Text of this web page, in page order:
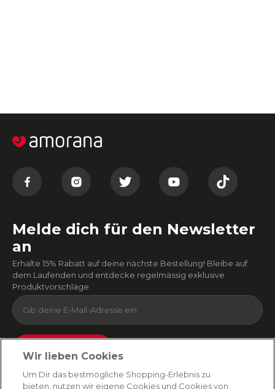
Melde dich für den Newsletter
an
Erhalte 15% Rabatt auf deine nächste Bestellung! Bleibe auf
dem Laufenden und entdecke regelmässig exklusive
Produktvorschläge.
Absenden
Du kannst dich jederzeit von unserem Newsletter abmelden. Indem du fortfährst, stimmst
du unseren E-Mail-Bedingungenund Datenschutzbestimmungen zu
Wir lieben Cookies
Um Dir das bestmögliche Shopping-Erlebnis zu
bieten, nutzen wir eigene Cookies und Cookies von